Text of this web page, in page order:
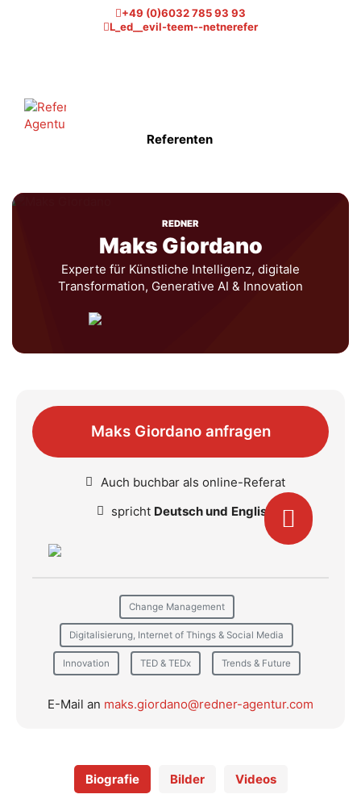
+49 (0)6032 785 93 93
L_ed__evil-teem--netnerefer
Referenten
REDNER
Maks Giordano
Experte für Künstliche Intelligenz, digitale
Transformation, Generative AI & Innovation
Biografie Bilder Videos
Maks Giordano anfragen
Auch buchbar als online-Referat
spricht Deutsch und English
Change Management
Digitalisierung, Internet of Things & Social Media
Innovation TED & TEDx Trends & Future
E-Mail an maks.giordano@redner-agentur.com